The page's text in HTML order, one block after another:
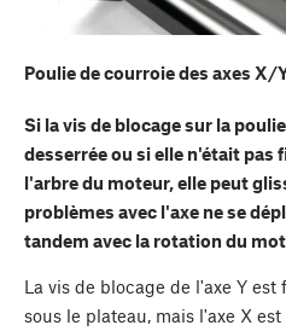
Poulie de courroie des axes X/
Si la vis de blocage sur la
desserrée ou si elle n'était pas
l'arbre du moteur, elle peut
problèmes avec l'axe ne se
tandem avec la rotation du
La vis de blocage de l'axe Y
sous le plateau, mais l'axe X